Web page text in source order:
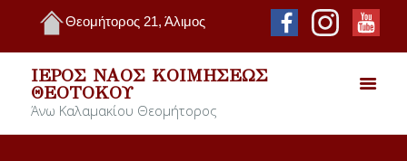
Θεομήτορος 21, Άλιμος
ΙΕΡΌΣ ΝΑΌΣ ΚΟΙΜΉΣΕΩΣ
ΘΕΟΤΌΚΟΥ
Άνω Καλαμακίου Θεομήτορος